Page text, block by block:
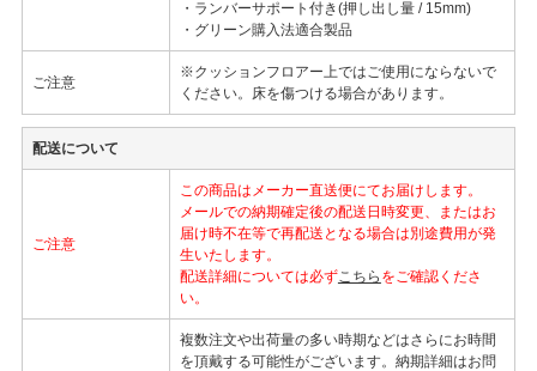
・ランバーサポート付き(押し出し量 / 15mm)
・グリーン購入法適合製品
ご注意
※クッションフロアー上ではご使用にならないで
ください。床を傷つける場合があります。
配送について
ご注意
この商品はメーカー直送便にてお届けします。
メールでの納期確定後の配送日時変更、またはお
届け時不在等で再配送となる場合は別途費用が発
生いたします。
配送詳細については必ずこちら をご確認くださ
い。
複数注文や出荷量の多い時期などはさらにお時間
を頂戴する可能性がございます。納期詳細はお問